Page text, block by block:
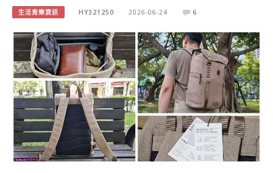
生活育樂資訊 HY321250 2026-06-24 6